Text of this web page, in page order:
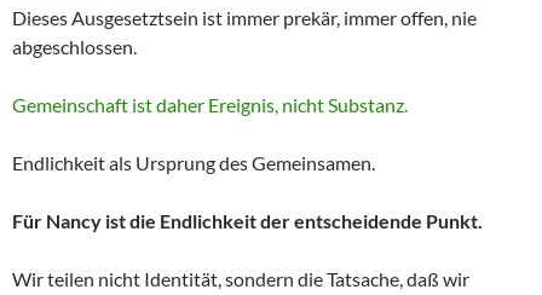
Dieses Ausgesetztsein ist immer prekär, immer offen, nie
abgeschlossen.
Gemeinschaft ist daher Ereignis, nicht Substanz.
Endlichkeit als Ursprung des Gemeinsamen.
Für Nancy ist die Endlichkeit der entscheidende Punkt.
Wir teilen nicht Identität, sondern die Tatsache, daß wir